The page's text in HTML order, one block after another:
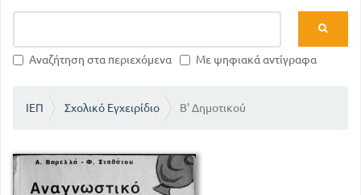
Αναζήτηση στα περιεχόμενα Με ψηφιακά αντίγραφα
ΙΕΠ Σχολικό Εγχειρίδιο Β' Δημοτικού